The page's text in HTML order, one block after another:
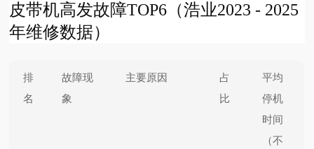
皮带机高发故障TOP6（浩业2023 - 2025
年维修数据）
排
名
故障现
象
主要原因
占
比
平均
停机
时间
（不